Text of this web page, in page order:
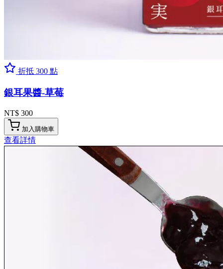
折抵 300 點
銀耳果醬-草莓
NT$ 300
加入購物車
查看詳情